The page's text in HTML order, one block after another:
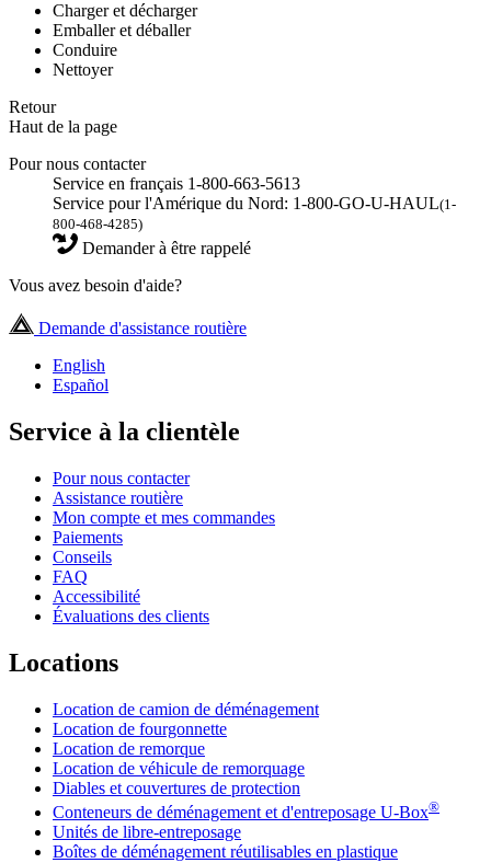
Charger et décharger
Emballer et déballer
Conduire
Nettoyer
Retour
Haut de la page
Pour nous contacter
Service en français 1-800-663-5613
Service pour l'Amérique du Nord: 1-800-GO-U-HAUL(1-
800-468-4285)
Demander à être rappelé
Vous avez besoin d'aide?
Demande d'assistance routière
English
Español
Service à la clientèle
Pour nous contacter
Assistance routière
Mon compte et mes commandes
Paiements
Conseils
FAQ
Accessibilité
Évaluations des clients
Locations
Location de camion de déménagement
Location de fourgonnette
Location de remorque
Location de véhicule de remorquage
Diables et couvertures de protection
Conteneurs de déménagement et d'entreposage U-Box®
Unités de libre-entreposage
Boîtes de déménagement réutilisables en plastique